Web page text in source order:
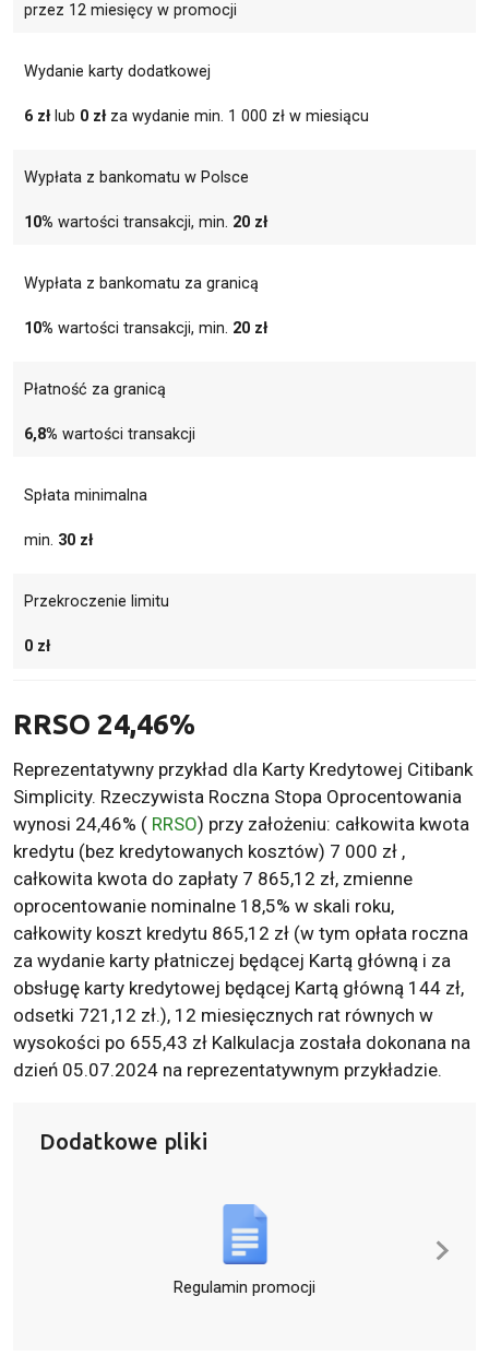
przez 12 miesięcy w promocji
Wydanie karty dodatkowej
6 złlub 0 złza wydanie min. 1 000 zł w miesiącu
Wypłata z bankomatu w Polsce
10% wartości transakcji, min. 20 zł
Wypłata z bankomatu za granicą
10% wartości transakcji, min. 20 zł
Płatność za granicą
6,8% wartości transakcji
Spłata minimalna
min. 30 zł
Przekroczenie limitu
0 zł
RRSO 24,46%
Reprezentatywny przykład dla Karty Kredytowej Citibank
Simplicity. Rzeczywista Roczna Stopa Oprocentowania
wynosi 24,46% ( RRSO) przy założeniu: całkowita kwota
kredytu (bez kredytowanych kosztów) 7 000 zł ,
całkowita kwota do zapłaty 7 865,12 zł, zmienne
oprocentowanie nominalne 18,5% w skali roku,
całkowity koszt kredytu 865,12 zł (w tym opłata roczna
za wydanie karty płatniczej będącej Kartą główną i za
obsługę karty kredytowej będącej Kartą główną 144 zł,
odsetki 721,12 zł.), 12 miesięcznych rat równych w
wysokości po 655,43 zł Kalkulacja została dokonana na
dzień 05.07.2024 na reprezentatywnym przykładzie.
Dodatkowe pliki
Regulamin promocji